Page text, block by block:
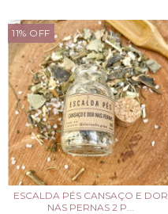
11% OFF
ESCALDA PÉS CANSAÇO E DOR
NAS PERNAS 2 P...